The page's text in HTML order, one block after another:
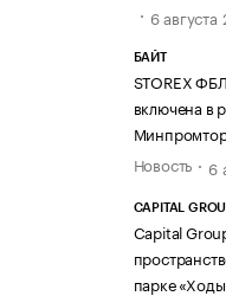
6 августа
БАЙТ
STOREX
включена в
Новость
6
CAPITAL
Capital
парке